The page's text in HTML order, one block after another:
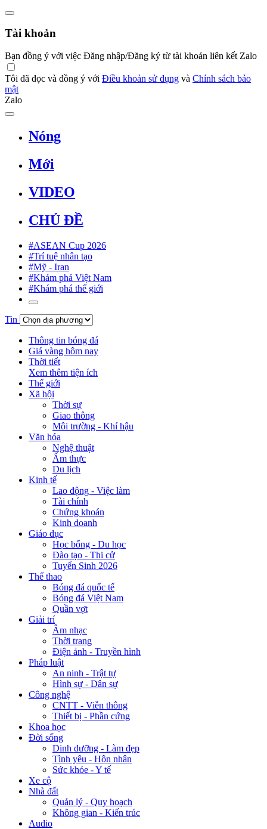
Tài khoản
Bạn đồng ý với việc Đăng nhập/Đăng ký từ tài khoản liên kết Zalo
Tôi đã đọc và đồng ý với Điều khoản sử dụng và Chính sách bảo
mật
Zalo
Nóng
Mới
VIDEO
CHỦ ĐỀ
#ASEAN Cup 2026
#Trí tuệ nhân tạo
#Mỹ - Iran
#Khám phá Việt Nam
#Khám phá thế giới
Tin
Thông tin bóng đá
Giá vàng hôm nay
Thời tiết
Xem thêm tiện ích
Thế giới
Xã hội
Thời sự
Giao thông
Môi trường - Khí hậu
Văn hóa
Nghệ thuật
Ẩm thực
Du lịch
Kinh tế
Lao động - Việc làm
Tài chính
Chứng khoán
Kinh doanh
Giáo dục
Học bổng - Du học
Đào tạo - Thi cử
Tuyển Sinh 2026
Thể thao
Bóng đá quốc tế
Bóng đá Việt Nam
Quần vợt
Giải trí
Âm nhạc
Thời trang
Điện ảnh - Truyền hình
Pháp luật
An ninh - Trật tự
Hình sự - Dân sự
Công nghệ
CNTT - Viễn thông
Thiết bị - Phần cứng
Khoa học
Đời sống
Dinh dưỡng - Làm đẹp
Tình yêu - Hôn nhân
Sức khỏe - Y tế
Xe cộ
Nhà đất
Quản lý - Quy hoạch
Không gian - Kiến trúc
Audio